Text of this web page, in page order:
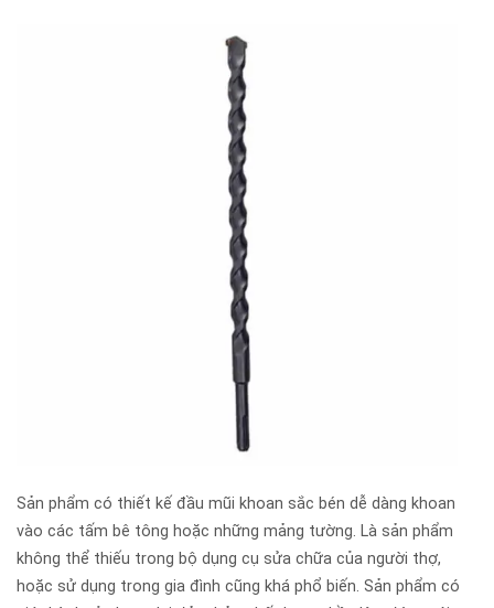
Sản phẩm có thiết kế đầu mũi khoan sắc bén dễ dàng khoan
vào các tấm bê tông hoặc những mảng tường. Là sản phẩm
không thể thiếu trong bộ dụng cụ sửa chữa của người thợ,
hoặc sử dụng trong gia đình cũng khá phổ biến. Sản phẩm có